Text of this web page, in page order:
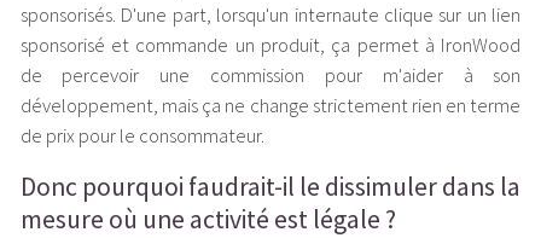
sponsorisés. D'une part, lorsqu'un internaute clique sur un lien
sponsorisé et commande un produit, ça permet à IronWood
de percevoir une commission pour m'aider à son
développement, mais ça ne change strictement rien en terme
de prix pour le consommateur.
Donc pourquoi faudrait-il le dissimuler dans la
mesure où une activité est légale ?